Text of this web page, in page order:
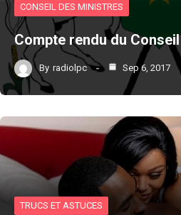
CONSEIL DES MINISTRES
Compte rendu du
By radiolpc Sep 6, 2017
TRUCS ET ASTUCES